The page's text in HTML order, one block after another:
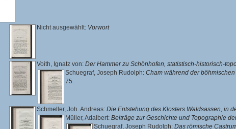
Nicht ausgewählt: Vorwort
Voith, Ignatz von: Der Hammer zu Schönhofen, statistisch-historisch-
Schuegraf, Joseph Rudolph: Cham während der
75.
Schmeller, Joh. Andreas: Die Entstehung des Klosters Waldsassen, in
Müller, Adalbert: Beiträge zur Geschichte und Topographie
Schuegraf, Joseph Rudolph: Das römische